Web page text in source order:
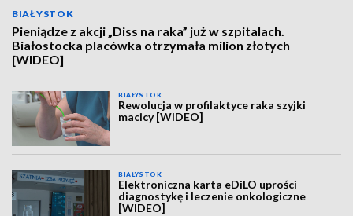
BIAŁYSTOK
Pieniądze z akcji „Diss na raka” już w szpitalach.
Białostocka placówka otrzymała milion złotych
[WIDEO]
BIAŁYSTOK
Rewolucja w profilaktyce raka szyjki
macicy [WIDEO]
BIAŁYSTOK
Elektroniczna karta eDiLO uprości
diagnostykę i leczenie onkologiczne
[WIDEO]